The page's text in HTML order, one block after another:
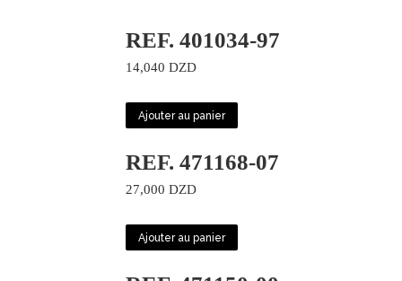
REF. 401034-97
14,040 DZD
Ajouter au panier
REF. 471168-07
27,000 DZD
Ajouter au panier